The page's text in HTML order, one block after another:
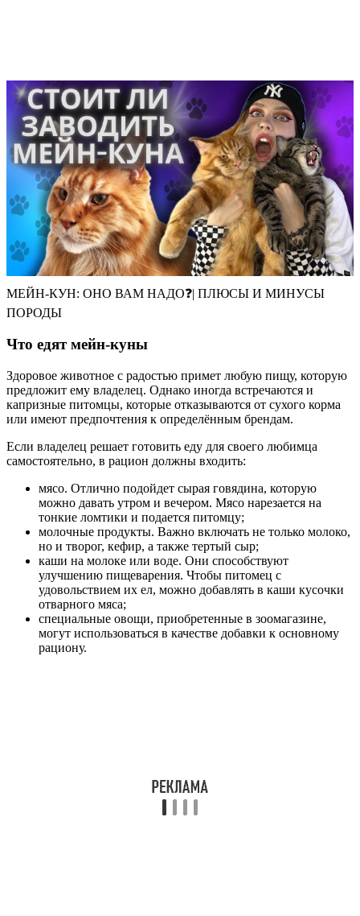
МЕЙН-КУН: ОНО ВАМ НАДО❓| ПЛЮСЫ И МИНУСЫ
ПОРОДЫ
Что едят мейн-куны
Здоровое животное с радостью примет любую пищу, которую
предложит ему владелец. Однако иногда встречаются и
капризные питомцы, которые отказываются от сухого корма
или имеют предпочтения к определённым брендам.
Если владелец решает готовить еду для своего любимца
самостоятельно, в рацион должны входить:
мясо. Отлично подойдет сырая говядина, которую
можно давать утром и вечером. Мясо нарезается на
тонкие ломтики и подается питомцу;
молочные продукты. Важно включать не только молоко,
но и творог, кефир, а также тертый сыр;
каши на молоке или воде. Они способствуют
улучшению пищеварения. Чтобы питомец с
удовольствием их ел, можно добавлять в каши кусочки
отварного мяса;
специальные овощи, приобретенные в зоомагазине,
могут использоваться в качестве добавки к основному
рациону.